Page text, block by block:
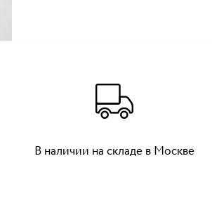
В наличии на складе в Москве